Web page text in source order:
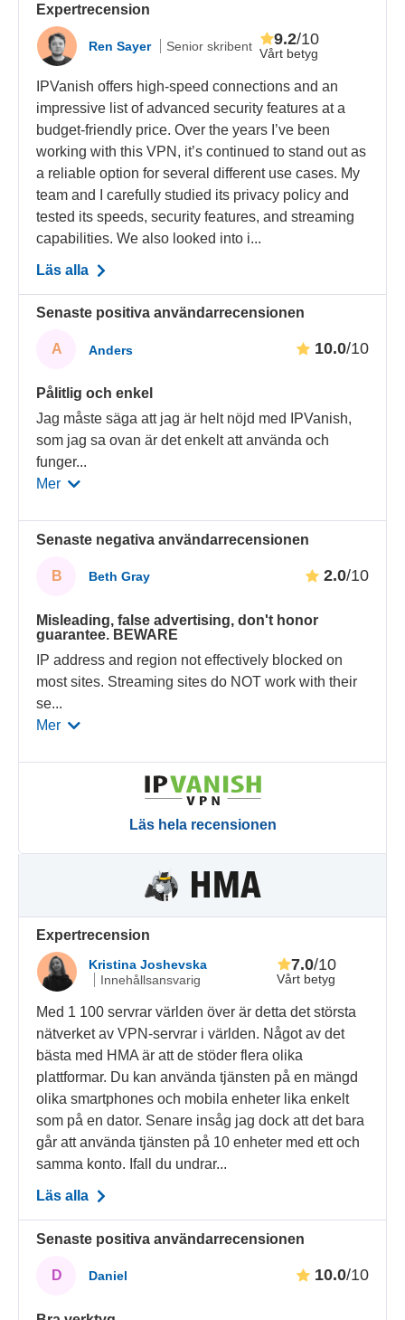
Expertrecension
Ren Sayer Senior skribent Vårt betyg
9.2/10
IPVanish offers high-speed connections and an
impressive list of advanced security features at a
budget-friendly price. Over the years I’ve been
working with this VPN, it’s continued to stand out as
a reliable option for several different use cases. My
team and I carefully studied its privacy policy and
tested its speeds, security features, and streaming
capabilities. We also looked into i...
Läs alla
Senaste positiva användarrecensionen
A Anders 10.0/10
Pålitlig och enkel
Jag måste säga att jag är helt nöjd med IPVanish,
som jag sa ovan är det enkelt att använda och
funger...
Mer
Senaste negativa användarrecensionen
B Beth Gray 2.0/10
Misleading, false advertising, don't honor
guarantee. BEWARE
IP address and region not effectively blocked on
most sites. Streaming sites do NOT work with their
se...
Mer
Läs hela recensionen
Expertrecension
Kristina Joshevska
Innehållsansvarig
Vårt betyg
7.0/10
Med 1 100 servrar världen över är detta det största
nätverket av VPN-servrar i världen. Något av det
bästa med HMA är att de stöder flera olika
plattformar. Du kan använda tjänsten på en mängd
olika smartphones och mobila enheter lika enkelt
som på en dator. Senare insåg jag dock att det bara
går att använda tjänsten på 10 enheter med ett och
samma konto. Ifall du undrar...
Läs alla
Senaste positiva användarrecensionen
D Daniel 10.0/10